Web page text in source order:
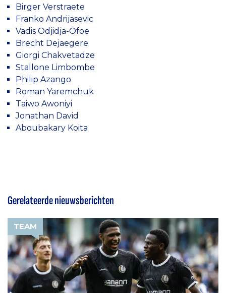
Birger Verstraete
Franko Andrijasevic
Vadis Odjidja-Ofoe
Brecht Dejaegere
Giorgi Chakvetadze
Stallone Limbombe
Philip Azango
Roman Yaremchuk
Taiwo Awoniyi
Jonathan David
Aboubakary Koita
Gerelateerde nieuwsberichten
TEAM